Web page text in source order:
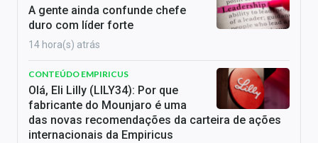
A gente ainda confunde chefe
duro com líder forte
14 hora(s) atrás
CONTEÚDO EMPIRICUS
Olá, Eli Lilly (LILY34): Por que
fabricante do Mounjaro é uma
das novas recomendações da carteira de ações
internacionais da Empiricus